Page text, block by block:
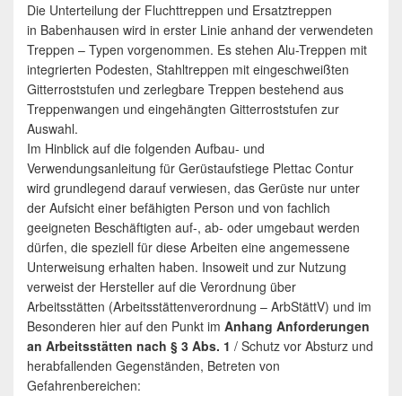
Die Unterteilung der Fluchttreppen und Ersatztreppen
in Babenhausen wird in erster Linie anhand der verwendeten
Treppen – Typen vorgenommen. Es stehen Alu-Treppen mit
integrierten Podesten, Stahltreppen mit eingeschweißten
Gitterroststufen und zerlegbare Treppen bestehend aus
Treppenwangen und eingehängten Gitterroststufen zur
Auswahl.
Im Hinblick auf die folgenden Aufbau- und
Verwendungsanleitung für Gerüstaufstiege Plettac Contur
wird grundlegend darauf verwiesen, das Gerüste nur unter
der Aufsicht einer befähigten Person und von fachlich
geeigneten Beschäftigten auf-, ab- oder umgebaut werden
dürfen, die speziell für diese Arbeiten eine angemessene
Unterweisung erhalten haben. Insoweit und zur Nutzung
verweist der Hersteller auf die Verordnung über
Arbeitsstätten (Arbeitsstättenverordnung – ArbStättV) und im
Besonderen hier auf den Punkt im Anhang Anforderungen
an Arbeitsstätten nach § 3 Abs. 1 / Schutz vor Absturz und
herabfallenden Gegenständen, Betreten von
Gefahrenbereichen: